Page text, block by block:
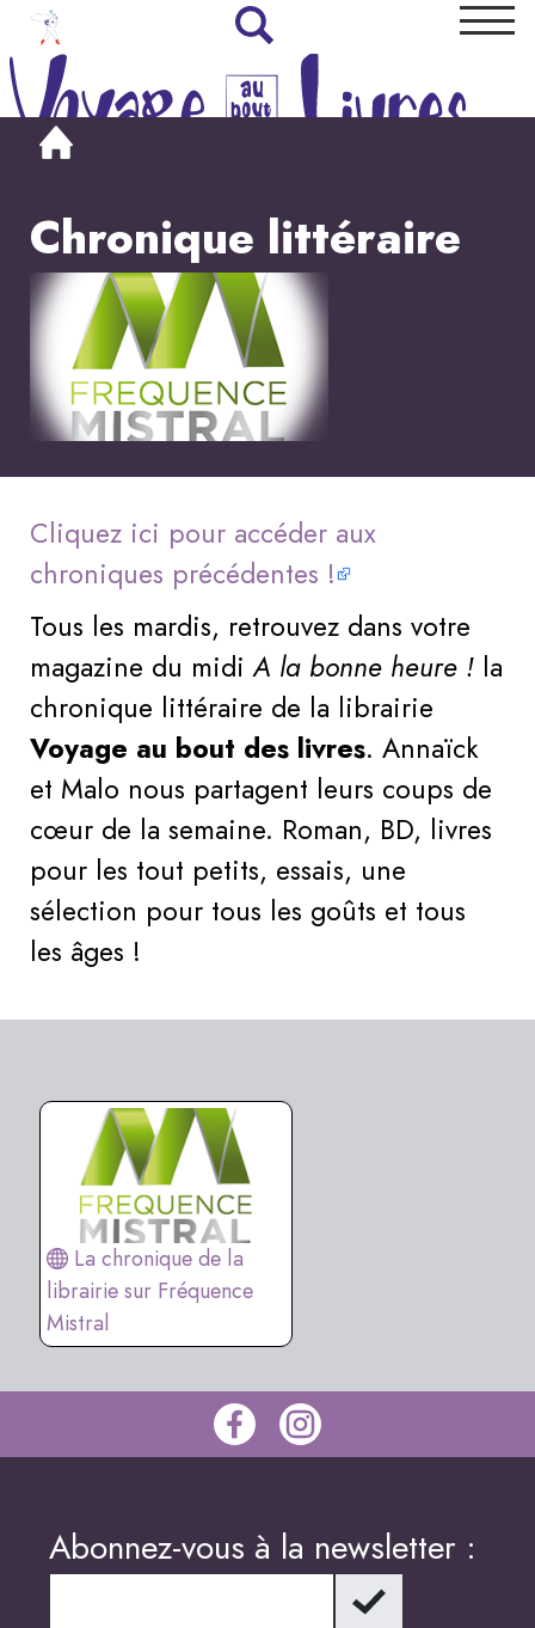
Chronique littéraire
Cliquez ici pour accéder aux
chroniques précédentes !
Tous les mardis, retrouvez dans votre
magazine du midi A la bonne heure ! la
chronique littéraire de la librairie
Voyage au bout des livres. Annaïck
et Malo nous partagent leurs coups de
cœur de la semaine. Roman, BD, livres
pour les tout petits, essais, une
sélection pour tous les goûts et tous
les âges !
La chronique de la
librairie sur Fréquence
Mistral
Abonnez-vous à la newsletter :